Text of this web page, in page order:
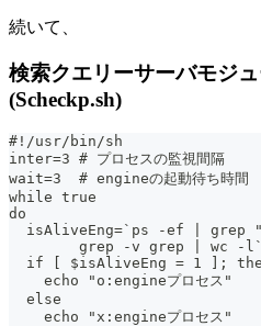
続いて、
検索クエリーサーバモジ
(Scheckp.sh)
#!/usr/bin/sh
inter=3 # プロセスの監視間隔
wait=3  # engineの起動待ち時間
while true
do
isAliveEng=`ps -ef | grep
        grep -v grep | wc -l`
if [ $isAliveEng = 1 ];
    echo "o:engineプロセス"
  else
    echo "x:engineプロセス"